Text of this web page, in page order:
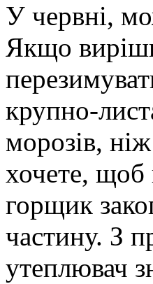
У червні,
Якщо
крупно-
морозів,
хочете, щоб
горщик
частину. З
утеплювач